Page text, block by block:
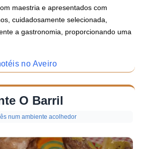
maestria e apresentados com
cuidadosamente selecionada,
a gastronomia, proporcionando uma
no Aveiro
O Barril
num ambiente acolhedor